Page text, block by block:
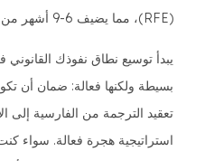
(RFE)، مما يضيف 6-9 أشهر من التأخير إلى قضيتك.
يبدأ توسيع نطاق نفوذك القانوني
بسيطة ولكنها فعالة: ضمان أن
تعقيد الترجمة من الفارسية إلى
استراتيجية هجرة فعالة. سواء